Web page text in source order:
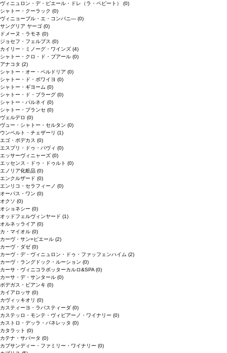
ヴィニュロン・デ・ピエール・ドレ（ラ・ペピート） (0)
シャトー・クーラック (0)
ヴィニョーブル・エ・コンパニ― (0)
サングリア ヤーゴ (0)
ドメーヌ・ラモネ (0)
ジョセフ・フェルプス (0)
カイリー・ミノーグ・ワインズ (4)
シャトー・クロ・ド・ブアール (0)
アナコタ (2)
シャトー・オー・ペルドリア (0)
シャトー・ド・ボワイヨ (0)
シャトー・ギヨーム (0)
シャトー・ド・ブラーグ (0)
シャトー・パルネイ (0)
シャトー・プランセ (0)
ヴェルデロ (0)
ヴュー・シャトー・セルタン (0)
ウンベルト・チェザーリ (1)
エゴ・ボデカス (0)
エスプリ・ドゥ・パヴィ (0)
エッサーヴィニャーズ (0)
エッセンス・ドゥ・ドゥルト (0)
エノリア化粧品 (0)
エンクルザード (0)
エンリコ・セラフィーノ (0)
オーパス・ワン (0)
オクソ (0)
オショネシー (0)
オッドフェルヴィンヤード (1)
オルネッライア (0)
カ・マイオル (0)
カーヴ・サン=ピエール (2)
カーヴ・ダゼ (0)
カーヴ・デ・ヴィニュロン・ドゥ・ファッフェンハイム (2)
カーヴ・ラングドック・ルーション (0)
カーサ・ヴィニコラボッターカルロ&SPA (0)
カーサ・デ・サンタール (0)
ボデガス・ビアンキ (0)
カイアロッサ (0)
カヴィッキオリ (0)
カスティーヨ・ラバスティーダ (0)
カステッロ・モンテ・ヴィビアーノ・ワイナリー (0)
カストロ・デッラ・パネレッタ (0)
カタラット (0)
カテナ・サパータ (0)
カプサンディー・ファミリー・ワイナリー (0)